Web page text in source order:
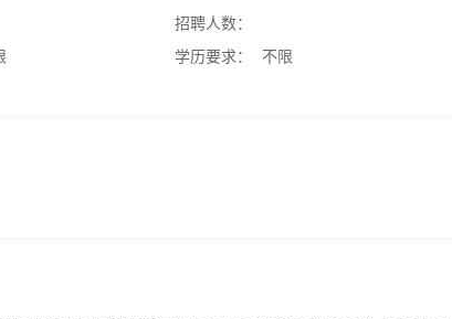
招聘人数：
学历要求：
不限